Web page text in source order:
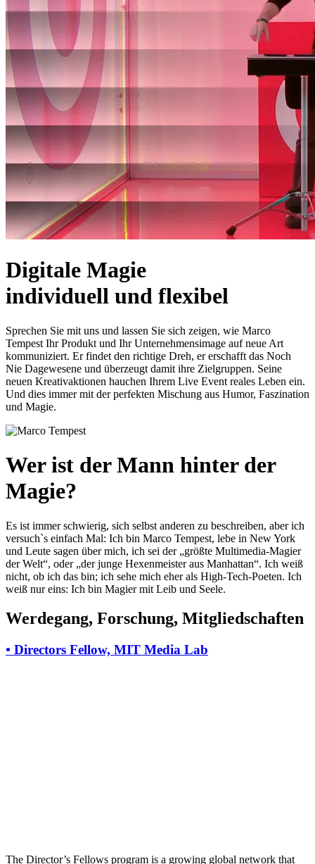
Digitale Magie
individuell und flexibel
Sprechen Sie mit uns und lassen Sie sich zeigen, wie Marco
Tempest Ihr Produkt und Ihr Unternehmensimage auf neue Art
kommuniziert. Er findet den richtige Dreh, er erschafft das Noch
Nie Dagewesene und überzeugt damit ihre Zielgruppen. Seine
neuen Kreativaktionen hauchen Ihrem Live Event reales Leben ein.
Und dies immer mit der perfekten Mischung aus Humor, Faszination
und Magie.
Wer ist der Mann hinter der
Magie?
Es ist immer schwierig, sich selbst anderen zu beschreiben, aber ich
versuch`s einfach Mal: Ich bin Marco Tempest, lebe in New York
und Leute sagen über mich, ich sei der „größte Multimedia-Magier
der Welt“, oder „der junge Hexenmeister aus Manhattan“. Ich weiß
nicht, ob ich das bin; ich sehe mich eher als High-Tech-Poeten. Ich
weiß nur eins: Ich bin Magier mit Leib und Seele.
Werdegang, Forschung, Mitgliedschaften
• Directors Fellow, MIT Media Lab
The Director’s Fellows program is a growing global network that